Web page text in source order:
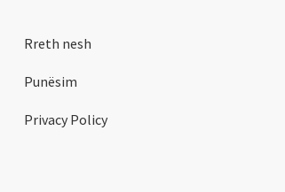
Rreth nesh
Punësim
Privacy Policy